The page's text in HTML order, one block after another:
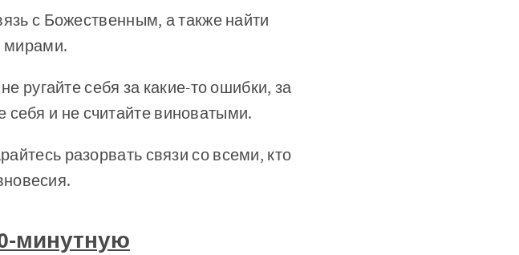
с Божественным, а также найти
мирами.
ругайте себя за какие-то ошибки, за
себя и не считайте виноватыми.
разорвать связи со всеми, кто
минутную